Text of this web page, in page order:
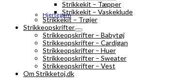
Hjertegarn
Strikkekit – Tæpper
Strikkekit – Vaskeklude
Strikkekit – Trøjer
Strikkeopskrifter
Strikkeopskrifter – Babytøj
Strikkeopskrifter – Cardigan
Strikkeopskrifter – Huer
Strikkeopskrifter – Sweater
Strikkeopskrifter – Vest
Om Strikketoj.dk